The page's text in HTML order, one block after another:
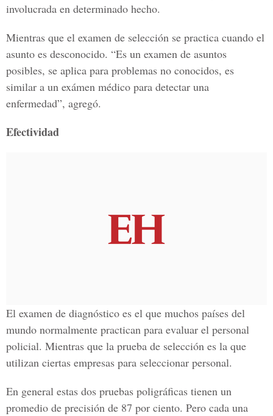
involucrada en determinado hecho.
Mientras que el examen de selección se practica cuando el
asunto es desconocido. “Es un examen de asuntos
posibles, se aplica para problemas no conocidos, es
similar a un exámen médico para detectar una
enfermedad”, agregó.
Efectividad
El examen de diagnóstico es el que muchos países del
mundo normalmente practican para evaluar el personal
policial. Mientras que la prueba de selección es la que
utilizan ciertas empresas para seleccionar personal.
En general estas dos pruebas poligráficas tienen un
promedio de precisión de 87 por ciento. Pero cada una